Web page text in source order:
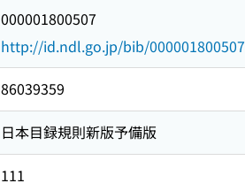
000001800507
http://id.ndl.go.jp/bib/000001800507
86039359
日本目録規則新版予備版
111